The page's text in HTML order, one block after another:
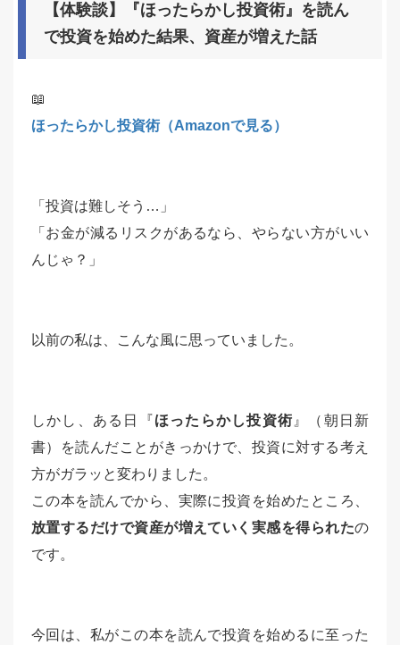
【体験談】『ほったらかし投資術』を読ん
で投資を始めた結果、資産が増えた話
📖
ほったらかし投資術（Amazonで見る）
「投資は難しそう…」
「お金が減るリスクがあるなら、やらない方がいい
んじゃ？」
以前の私は、こんな風に思っていました。
しかし、ある日『ほったらかし投資術 』（朝日新
書）を読んだことがきっかけで、投資に対する考え
方がガラッと変わりました。
この本を読んでから、実際に投資を始めたところ、
放置するだけで資産が増えていく実感を得られたの
です。
今回は、私がこの本を読んで投資を始めるに至った